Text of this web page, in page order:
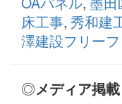
床工事, 秀和建
澤建設フリー
◎メディア掲載